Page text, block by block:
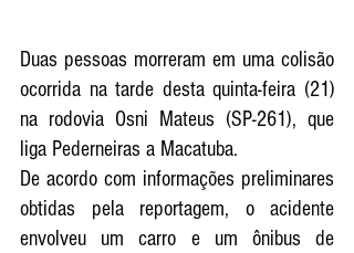
Duas pessoas morreram em uma colisão
ocorrida na tarde desta quinta-feira (21)
na rodovia Osni Mateus (SP-261), que
liga Pederneiras a Macatuba.
De acordo com informações preliminares
obtidas pela reportagem, o acidente
envolveu um carro e um ônibus de